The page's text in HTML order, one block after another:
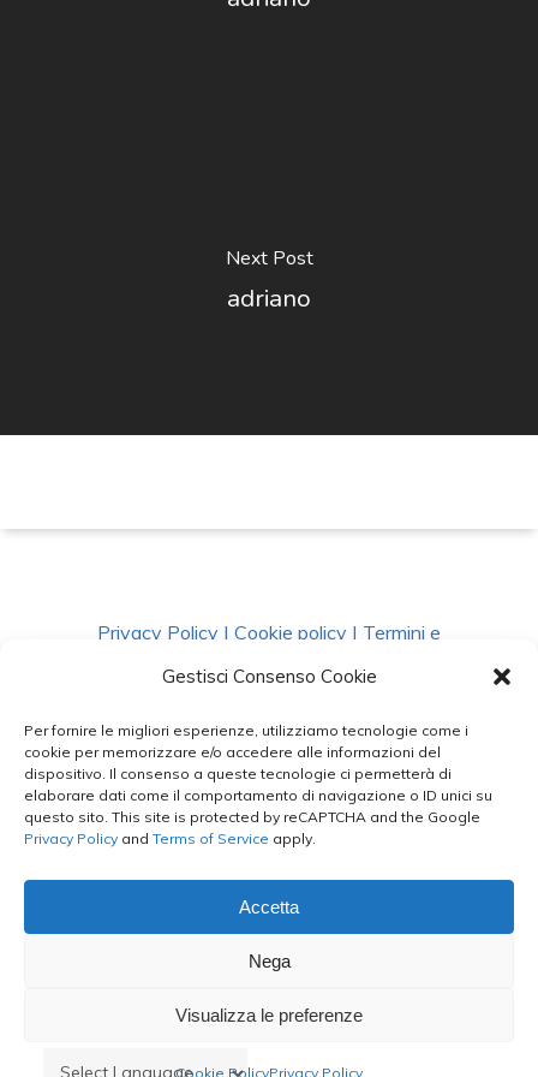
Gestisci Consenso Cookie
Per fornire le migliori esperienze, utilizziamo tecnologie come i
cookie per memorizzare e/o accedere alle informazioni del
dispositivo. Il consenso a queste tecnologie ci permetterà di
elaborare dati come il comportamento di navigazione o ID unici su
questo sito. This site is protected by reCAPTCHA and the Google
Privacy Policy and Terms of Service apply.
Accetta
Nega
Visualizza le preferenze
Cookie PolicyPrivacy Policy
Next Post
adriano
Privacy Policy | Cookie policy | Termini e
Condizioni|Richiedi Dati
facebook instagram whatsappphone
email
Le Bontà del Capo ©